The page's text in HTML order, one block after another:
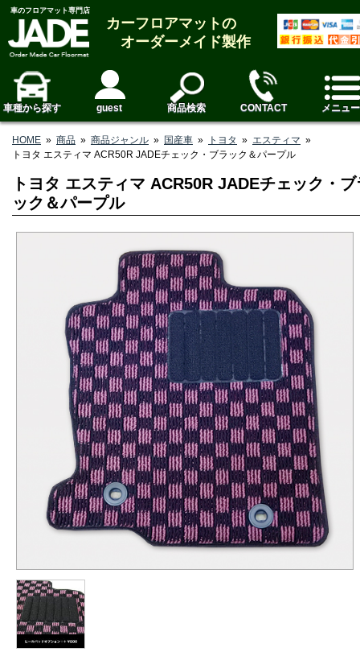
車のフロアマット専門店
カーフロアマットの
オーダーメイド製作
車種から探す guest 商品検索 CONTACT メニュー
HOME » 商品 » 商品ジャンル » 国産車 » トヨタ » エスティマ »
トヨタ エスティマ ACR50R JADEチェック・ブラック＆パープル
トヨタ エスティマ ACR50R JADEチェック・ブ
ック＆パープル